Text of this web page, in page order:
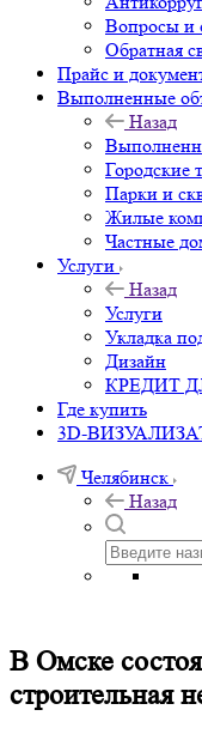
Вопросы и
Обратная
Прайс и
Выполненные
Назад
Городские
Парки и
Жилые
Частные
Услуги
Назад
Услуги
Укладка
Дизайн
КРЕДИТ
Где купить
3D-
Челябинск
Назад
В Омске
строительная